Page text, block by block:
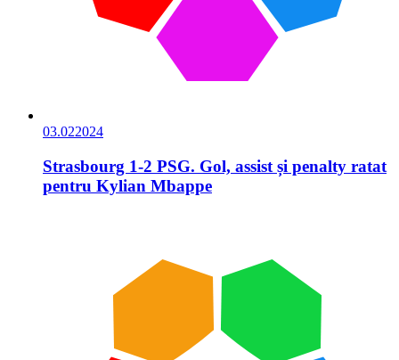
03.022024
Strasbourg 1-2 PSG. Gol, assist și penalty ratat
pentru Kylian Mbappe